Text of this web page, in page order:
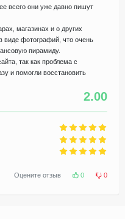
всего они уже давно пишут
магазинах и о других
виде фотографий, что очень
пирамиду.
так как проблема с
и помогли восстановить
2.00
Оцените отзыв 0 0